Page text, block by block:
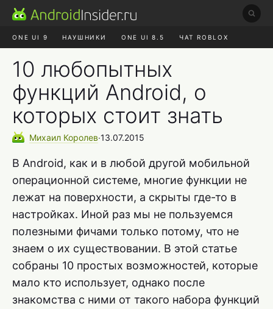
ONE UI 9 НАУШНИКИ ONE UI 8.5 ЧАТ ROBLOX
10 любопытных
функций Android, о
которых стоит знать
Михаил Королев∙13.07.2015
В Android, как и в любой другой мобильной
операционной системе, многие функции не
лежат на поверхности, а скрыты где-то в
настройках. Иной раз мы не пользуемся
полезными фичами только потому, что не
знаем о их существовании. В этой статье
собраны 10 простых возможностей, которые
мало кто использует, однако после
знакомства с ними от такого набора функций